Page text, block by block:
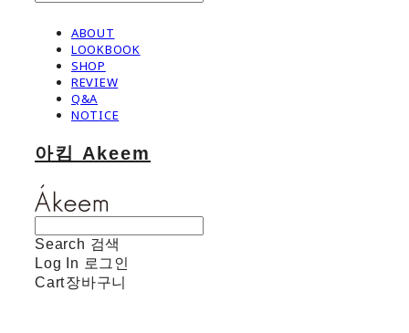
ABOUT
LOOKBOOK
SHOP
REVIEW
Q&A
NOTICE
아킴 Akeem
Search 검색
Log In 로그인
Cart장바구니